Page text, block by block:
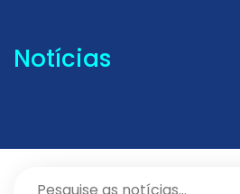
Notícias